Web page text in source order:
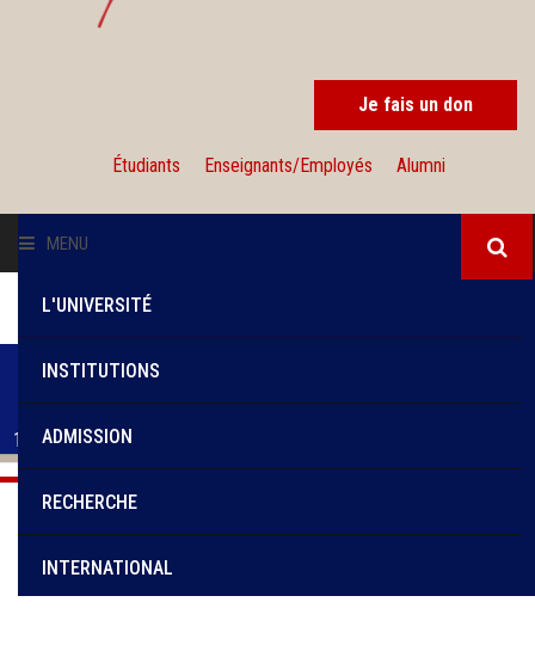
Je fais un don
Étudiants Enseignants/Employés Alumni
MENU
L'UNIVERSITÉ
INSTITUTIONS
ADMISSION
RECHERCHE
INTERNATIONAL
UNIVERSITÉ SAINT-JOSEPH DE BEYROUTH
ERREUR! Impossible de retirer les FC Cursus